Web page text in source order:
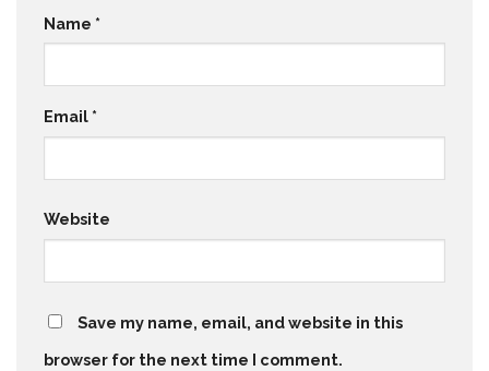
Name *
Email *
Website
Save my name, email, and website in this
browser for the next time I comment.